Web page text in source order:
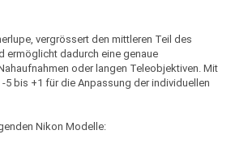
vergrössert den mittleren Teil des
ermöglicht dadurch eine genaue
oder langen Teleobjektiven. Mit
5 bis +1 für die Anpassung der individuellen
Nikon Modelle: